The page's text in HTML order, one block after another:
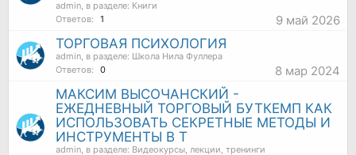
admin , в разделе: Книги
Ответов:
1 9 май 2026
ТОРГОВАЯ ПСИХОЛОГИЯ
admin , в разделе: Школа Нила Фуллера
Ответов:
0 8 мар 2024
МАКСИМ ВЫСОЧАНСКИЙ -
ЕЖЕДНЕВНЫЙ ТОРГОВЫЙ БУТКЕМП КАК
ИСПОЛЬЗОВАТЬ СЕКРЕТНЫЕ МЕТОДЫ И
ИНСТРУМЕНТЫ В Т
admin , в разделе: Видеокурсы, лекции, тренинги